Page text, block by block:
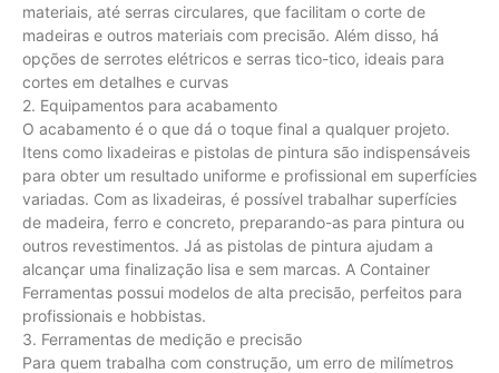
materiais, até serras circulares, que facilitam o corte de
madeiras e outros materiais com precisão. Além disso, há
opções de serrotes elétricos e serras tico-tico, ideais para
cortes em detalhes e curvas
2. Equipamentos para acabamento
O acabamento é o que dá o toque final a qualquer projeto.
Itens como lixadeiras e pistolas de pintura são indispensáveis
para obter um resultado uniforme e profissional em superfícies
variadas. Com as lixadeiras, é possível trabalhar superfícies
de madeira, ferro e concreto, preparando-as para pintura ou
outros revestimentos. Já as pistolas de pintura ajudam a
alcançar uma finalização lisa e sem marcas. A Container
Ferramentas possui modelos de alta precisão, perfeitos para
profissionais e hobbistas.
3. Ferramentas de medição e precisão
Para quem trabalha com construção, um erro de milímetros